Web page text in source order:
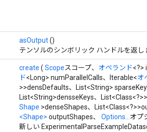
asOutput()
テンソルのシンボリック ハンドルを返し
create ( Scopeスコープ、 オペランド<?>
ド<Long> numParallelCalls、Iterable<オ
>>densDefaults、List<String>
List<String>densseKeys、
Shape >denseShapes、
<Shape> outputShapes、 Options... オプ
新しい